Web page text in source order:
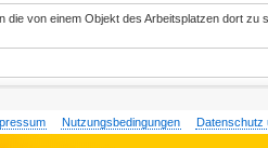
die von einem Objekt des Arbeitsplatzen dort zu
Nutzungsbedingungen Datenschutz